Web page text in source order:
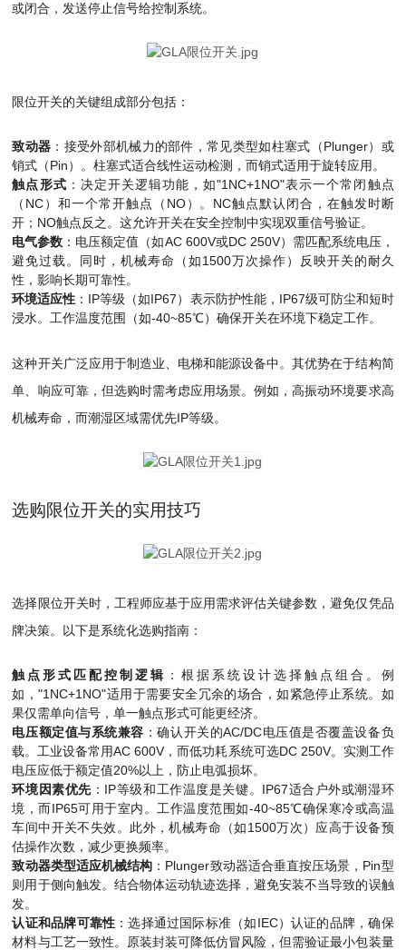
或闭合，发送停止信号给控制系统。
限位开关的关键组成部分包括：
致动器 ：接受外部机械力的部件，常见类型如柱塞式（Plunger）或
销式（Pin）。柱塞式适合线性运动检测，而销式适用于旋转应用。
触点形式 ：决定开关逻辑功能，如"1NC+1NO"表示一个常闭触点
（NC）和一个常开触点（NO）。NC触点默认闭合，在触发时断
开；NO触点反之。这允许开关在安全控制中实现双重信号验证。
电气参数 ：电压额定值（如AC 600V或DC 250V）需匹配系统电压，
避免过载。同时，机械寿命（如1500万次操作）反映开关的耐久
性，影响长期可靠性。
环境适应性 ：IP等级（如IP67）表示防护性能，IP67级可防尘和短时
浸水。工作温度范围（如-40~85℃）确保开关在环境下稳定工作。
这种开关广泛应用于制造业、电梯和能源设备中。其优势在于结构简
单、响应可靠，但选购时需考虑应用场景。例如，高振动环境要求高
机械寿命，而潮湿区域需优先IP等级。
选购限位开关的实用技巧
选择限位开关时，工程师应基于应用需求评估关键参数，避免仅凭品
牌决策。以下是系统化选购指南：
触点形式匹配控制逻辑 ：根据系统设计选择触点组合。例
如，"1NC+1NO"适用于需要安全冗余的场合，如紧急停止系统。如
果仅需单向信号，单一触点形式可能更经济。
电压额定值与系统兼容 ：确认开关的AC/DC电压值是否覆盖设备负
载。工业设备常用AC 600V，而低功耗系统可选DC 250V。实测工作
电压应低于额定值20%以上，防止电弧损坏。
环境因素优先：IP等级和工作温度是关键。IP67适合户外或潮湿环
境，而IP65可用于室内。工作温度范围如-40~85℃确保寒冷或高温
车间中开关不失效。此外，机械寿命（如1500万次）应高于设备预
估操作次数，减少更换频率。
致动器类型适应机械结构 ：Plunger致动器适合垂直按压场景，Pin型
则用于侧向触发。结合物体运动轨迹选择，避免安装不当导致的误触
发。
认证和品牌可靠性 ：选择通过国际标准（如IEC）认证的品牌，确保
材料与工艺一致性。原装封装可降低仿冒风险，但需验证最小包装量